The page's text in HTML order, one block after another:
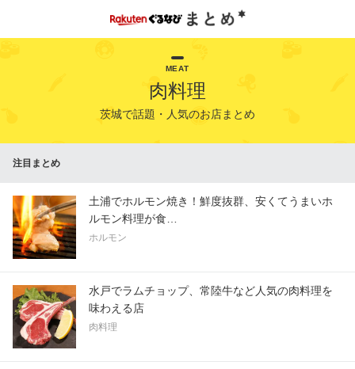
MEAT
肉料理
茨城で話題・人気のお店まとめ
注目まとめ
土浦でホルモン焼き！鮮度抜群、安くてうまいホ
ルモン料理が食…
ホルモン
水戸でラムチョップ、常陸牛など人気の肉料理を
味わえる店
肉料理